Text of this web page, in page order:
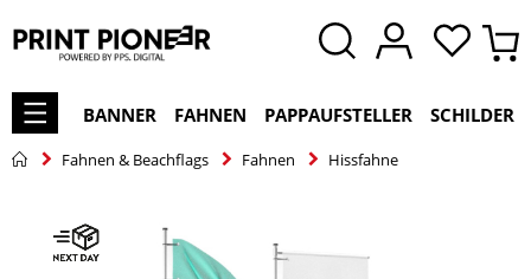
BANNER FAHNEN PAPPAUFSTELLER SCHILDER
Fahnen & Beachflags Fahnen Hissfahne
Ende